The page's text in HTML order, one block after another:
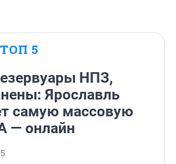
ТОП 5
НПЗ,
Ярославль
самую массовую
— онлайн